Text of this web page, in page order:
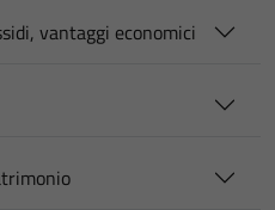
vantaggi economici